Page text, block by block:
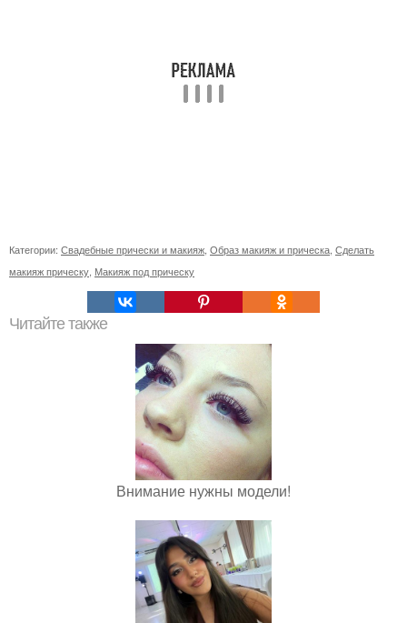
Категории: Свадебные прически и макияж Образ макияж и прическа Сделать
макияж прическу Макияж под прическу
Читайте также
Внимание нужны модели!